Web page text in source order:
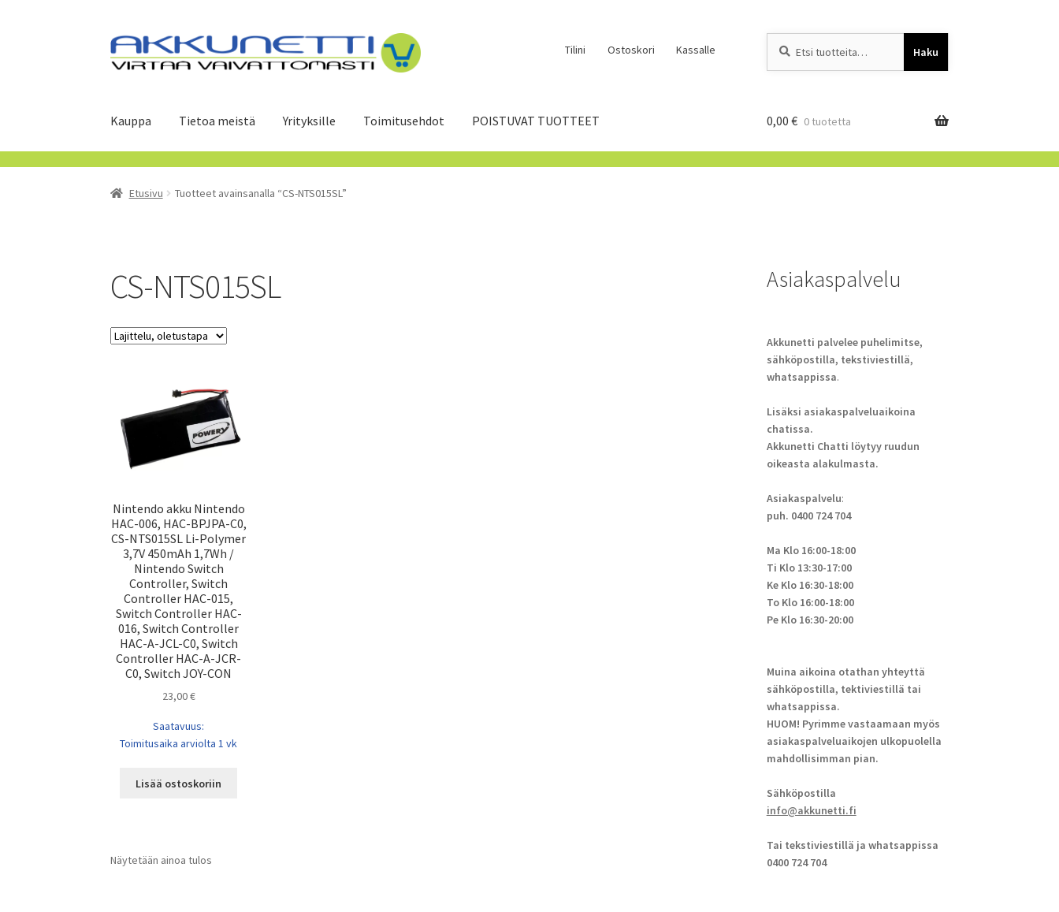
Siirry
navigointiin
Siirry
sisältöön
Tilini Ostoskori Kassalle Haku
Kauppa Tietoa meistä Yrityksille Toimitusehdot POISTUVAT TUOTTEET 0,00 € 0 tuotetta
Etusivu Tuotteet avainsanalla “CS-NTS015SL”
CS-NTS015SL
Nintendo akku Nintendo
HAC-006, HAC-BPJPA-C0,
CS-NTS015SL Li-Polymer
3,7V 450mAh 1,7Wh /
Nintendo Switch
Controller, Switch
Controller HAC-015,
Switch Controller HAC-
016, Switch Controller
HAC-A-JCL-C0, Switch
Controller HAC-A-JCR-
C0, Switch JOY-CON
23,00€
Saatavuus:
Toimitusaika arviolta 1 vk
Lisää ostoskoriin
Näytetään ainoa tulos
Asiakaspalvelu
Akkunetti palvelee puhelimitse,
sähköpostilla, tekstiviestillä,
whatsappissa.
Lisäksi asiakaspalveluaikoina
chatissa.
Akkunetti Chatti löytyy ruudun
oikeasta alakulmasta.
Asiakaspalvelu:
puh. 0400 724 704
Ma Klo 16:00-18:00
Ti Klo 13:30-17:00
Ke Klo 16:30-18:00
To Klo 16:00-18:00
Pe Klo 16:30-20:00
Muina aikoina otathan yhteyttä
sähköpostilla, tektiviestillä tai
whatsappissa.
HUOM! Pyrimme vastaamaan myös
asiakaspalveluaikojen ulkopuolella
mahdollisimman pian.
Sähköpostilla
info@akkunetti.fi
Tai tekstiviestillä ja whatsappissa
0400 724 704